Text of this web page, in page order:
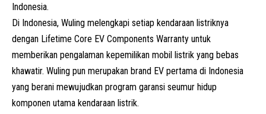
Indonesia.
Di Indonesia, Wuling melengkapi setiap kendaraan listriknya
dengan Lifetime Core EV Components Warranty untuk
memberikan pengalaman kepemilikan mobil listrik yang bebas
khawatir. Wuling pun merupakan brand EV pertama di Indonesia
yang berani mewujudkan program garansi seumur hidup
komponen utama kendaraan listrik.